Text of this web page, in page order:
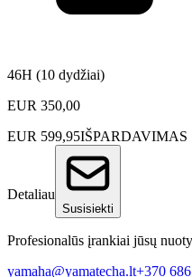
46H (10 dydžiai)
EUR 350,00
EUR 599,95IŠPARDAVIMAS
Detaliau
Susisiekti
Profesionalūs įrankiai jūsų
yamaha@yamatecha.lt+370 686